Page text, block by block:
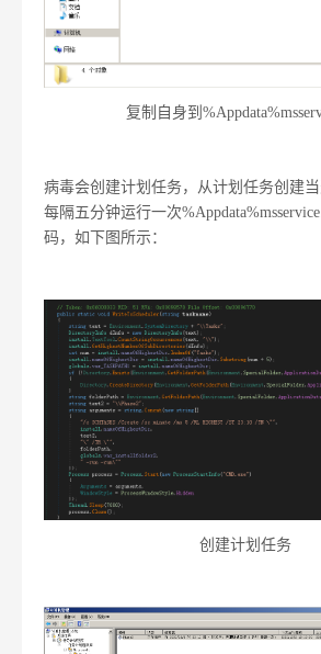
复制自身到
病毒会创建计划任务，从计划任务创建
每隔五分钟运行一次
码，如下图所示：
创建计划任务